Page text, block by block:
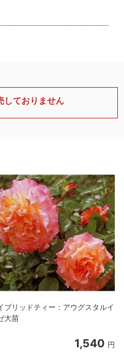
しておりません
ブリッドティー：アウグスタルイ
大苗
1,540 円